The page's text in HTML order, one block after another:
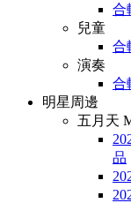
合
兒童
合
演奏
合
明星周邊
五月天
品